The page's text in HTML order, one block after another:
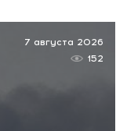
7 августа 2026
152